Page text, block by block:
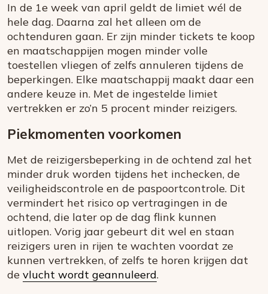
In de 1e week van april geldt de limiet wél de
hele dag. Daarna zal het alleen om de
ochtenduren gaan. Er zijn minder tickets te koop
en maatschappijen mogen minder volle
toestellen vliegen of zelfs annuleren tijdens de
beperkingen. Elke maatschappij maakt daar een
andere keuze in. Met de ingestelde limiet
vertrekken er zo’n 5 procent minder reizigers.
Piekmomenten voorkomen
Met de reizigersbeperking in de ochtend zal het
minder druk worden tijdens het inchecken, de
veiligheidscontrole en de paspoortcontrole. Dit
vermindert het risico op vertragingen in de
ochtend, die later op de dag flink kunnen
uitlopen. Vorig jaar gebeurt dit wel en staan
reizigers uren in rijen te wachten voordat ze
kunnen vertrekken, of zelfs te horen krijgen dat
de vlucht wordt geannuleerd.